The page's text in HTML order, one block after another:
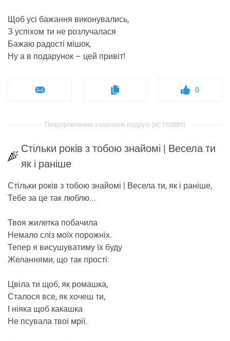
Щоб усі бажання виконувались,
З успіхом ти не розлучалася
Бажаю радості мішок,
Ну а в подарунок – цей привіт!
0
Поздоровлення з ювілеєм подрузі (id: 152889)
Стільки років з тобою знайомі | Весела ти
як і раніше
Стільки років з тобою знайомі | Весела ти, як і раніше,
Тебе за це так люблю...
Твоя жилетка побачила
Немало сліз моїх порожніх.
Тепер я висушуватиму їх буду
Желаннями, що так прості:
Цвіла ти щоб, як ромашка,
Сталося все, як хочеш ти,
І ніяка щоб какашка
Не псувала твої мрії.